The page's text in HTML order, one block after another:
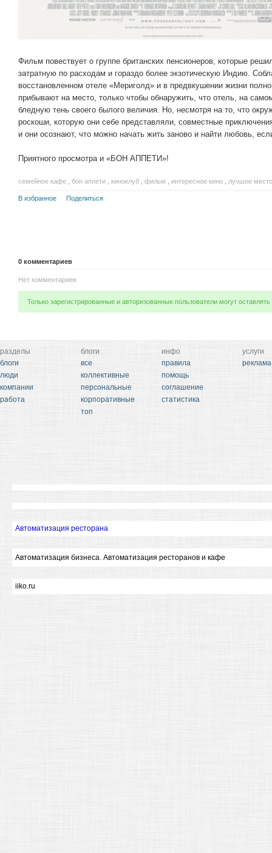
Фильм повествует о группе британских пенсионеров, которые
затратную по расходам и гораздо более экзотическую Индию.
восстановленном отеле «Мериголд» и в предвкушении жизни
прибывают на место, только чтобы обнаружить, что отель, на
бледную тень своего былого величия. Но, несмотря на то, что
роскоши, которую они себе представляли, совместные
и они осознают, что можно начать жить заново и найти любовь,
Приятного просмотра и «БОН АППЕТИ»!
семейное кафе бон аппети киноклуб фильм интересное кино лучшее
В избранное Поделиться
0 комментариев
Нет комментариев
Только зарегистрированные и авторизованные пользователи могут
разделы
блоги
люди
компании
работа
блоги
все
коллективные
персональные
корпоративные
топ
инфо
правила
помощь
соглашение
статистика
услуги
реклама
Автоматизация ресторана
Автоматизация бизнеса. Автоматизация ресторанов и кафе
iiko.ru